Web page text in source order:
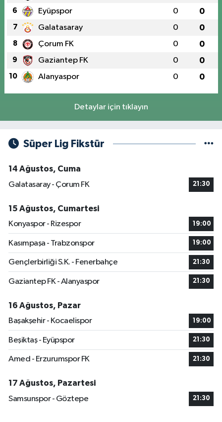
6 Eyüpspor 0 0
7 Galatasaray 0 0
8 Çorum FK 0 0
9 Gaziantep FK 0 0
10 Alanyaspor 0 0
Detaylar için tıklayın
Süper Lig Fikstür
14 Ağustos, Cuma
Galatasaray - Çorum FK
21:30
15 Ağustos, Cumartesi
Konyaspor - Rizespor
19:00
Kasımpaşa - Trabzonspor 19:00
Gençlerbirliği S.K. - Fenerbahçe 21:30
Gaziantep FK - Alanyaspor 21:30
16 Ağustos, Pazar
Başakşehir - Kocaelispor
19:00
Beşiktaş - Eyüpspor 21:30
Amed - Erzurumspor FK 21:30
17 Ağustos, Pazartesi
Samsunspor - Göztepe
21:30